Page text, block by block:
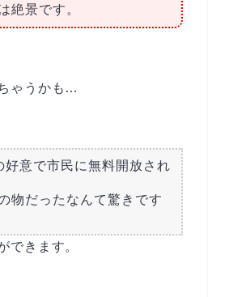
絶景です。
ゃうかも…
意で市民に無料開放され
物だったなんて驚きです
できます。